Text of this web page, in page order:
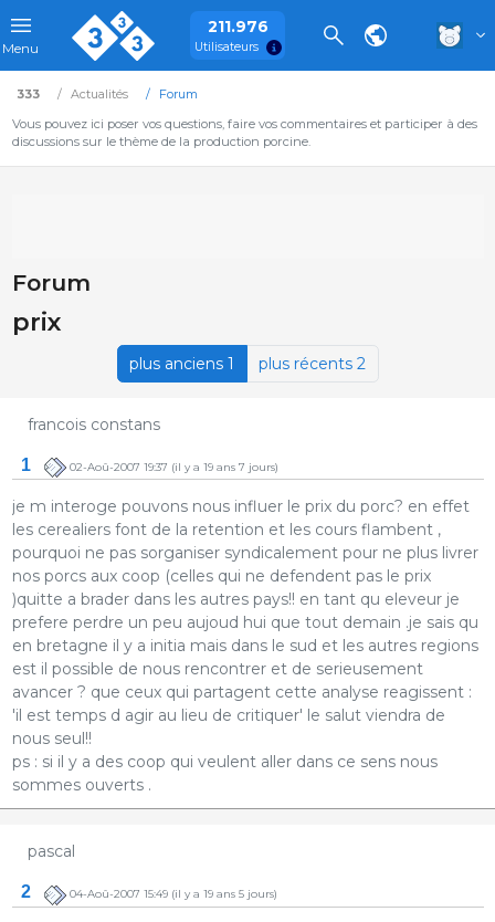
Menu
211.976
Utilisateurs
333 Actualités
Forum
Vous pouvez ici poser vos questions, faire vos commentaires et participer à des
discussions sur le thème de la production porcine.
Forum
prix
plus anciens 1 plus récents 2
francois constans
1 02-Aoû-2007 19:37 (il y a 19 ans 7 jours)
je m interoge pouvons nous influer le prix du porc? en effet
les cerealiers font de la retention et les cours flambent ,
pourquoi ne pas sorganiser syndicalement pour ne plus livrer
nos porcs aux coop (celles qui ne defendent pas le prix
)quitte a brader dans les autres pays!! en tant qu eleveur je
prefere perdre un peu aujoud hui que tout demain .je sais qu
en bretagne il y a initia mais dans le sud et les autres regions
est il possible de nous rencontrer et de serieusement
avancer ? que ceux qui partagent cette analyse reagissent :
'il est temps d agir au lieu de critiquer' le salut viendra de
nous seul!!
ps : si il y a des coop qui veulent aller dans ce sens nous
sommes ouverts .
pascal
2 04-Aoû-2007 15:49(il y a 19 ans 5 jours)